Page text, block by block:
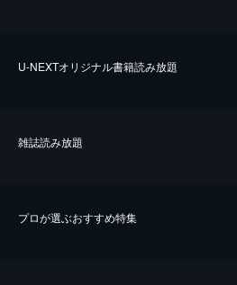
U-NEXTオリジナル書籍読み放題
雑誌読み放題
プロが選ぶおすすめ特集